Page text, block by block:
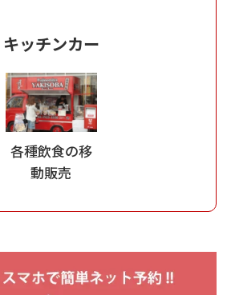
キッチンカー
各種飲食の移
動販売